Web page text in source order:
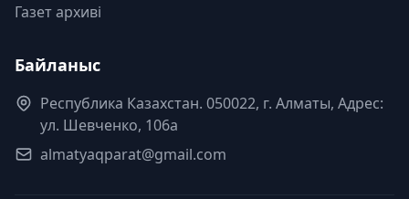
Газет архиві
Байланыс
Республика Казахстан. 050022, г. Алматы, Адрес:
ул. Шевченко, 106а
almatyaqparat@gmail.com